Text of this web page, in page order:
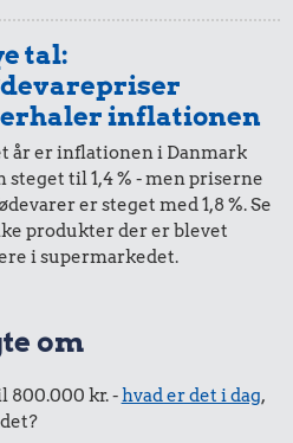
tal:
inflationen
år er inflationen i Danmark
steget til 1,4 % - men priserne
er steget med 1,8 %. Se
produkter der er blevet
i supermarkedet.
om
800.000 kr. -hvad er det i dag,